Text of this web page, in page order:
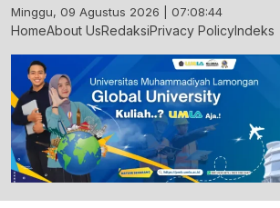
Skip
to
Minggu, 09 Agustus 2026 | 07:08:45
HomeAbout UsRedaksiPrivacy PolicyIndeks